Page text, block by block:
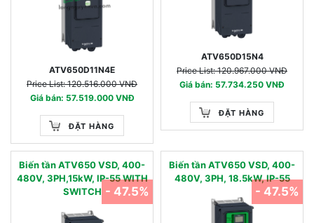
ATV650D11N4E
Price List: 120.516.000 VNĐ
Giá bán: 57.519.000 VNĐ
ĐẶT HÀNG
ATV650D15N4
Price List: 120.967.000 VNĐ
Giá bán: 57.734.250 VNĐ
ĐẶT HÀNG
Biến tần ATV650 VSD, 400-
480V, 3PH,15kW, IP-55 WITH
SWITCH - 47.5%
Biến tần ATV650 VSD, 400-
480V, 3PH, 18.5kW, IP-55
- 47.5%